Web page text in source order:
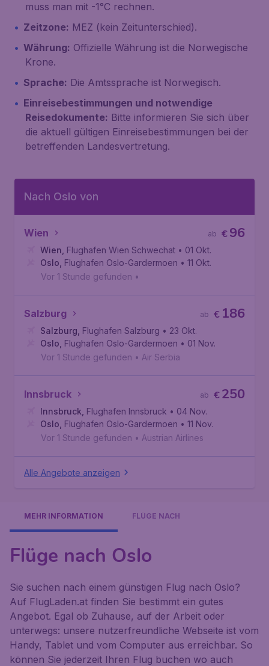
muss man mit -1°C rechnen.
Zeitzone: MEZ (kein Zeitunterschied).
Währung: Offizielle Währung ist die Norwegische
Krone.
Sprache: Die Amtssprache ist Norwegisch.
Einreisebestimmungen und notwendige
Reisedokumente: Bitte informieren Sie sich über
die aktuell gültigen Einreisebestimmungen bei der
betreffenden Landesvertretung.
Nach Oslo von
Wien €96
ab
Wien Flughafen Wien Schwechat • 01 Okt.
Oslo Flughafen Oslo-Gardermoen • 11 Okt.
Vor 1 Stunde gefunden •
Salzburg € 186
ab
Salzburg Flughafen Salzburg • 23 Okt.
Oslo Flughafen Oslo-Gardermoen • 01 Nov.
Vor 1 Stunde gefunden • Air Serbia
Innsbruck €250
ab
Innsbruck Flughafen Innsbruck • 04 Nov.
Oslo Flughafen Oslo-Gardermoen • 11 Nov.
Vor 1 Stunde gefunden • Austrian Airlines
Alle Angebote anzeigen
MEHR INFORMATION FLÜGE NACH
Flüge nach Oslo
Sie suchen nach einem günstigen Flug nach Oslo?
Auf FlugLaden.at finden Sie bestimmt ein gutes
Angebot. Egal ob Zuhause, auf der Arbeit oder
unterwegs: unsere nutzerfreundliche Webseite ist vom
Handy, Tablet und vom Computer aus erreichbar. So
können Sie jederzeit Ihren Flug buchen wo auch